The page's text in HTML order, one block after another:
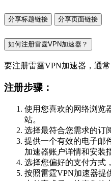
分享标题链接 分享页面链接
如何注册雷霆VPN加速器？
要注册雷霆VPN加速器，通
注册步骤：
使用您喜欢的网络浏览
站。
选择最符合您需求的订
提供一个有效的电子邮
加速器账户详情和安装
选择您偏好的支付方式
按照雷霆VPN加速器提